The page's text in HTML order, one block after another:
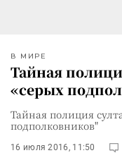
В МИРЕ
Тайная
«серых
Тайная полиция
подполковников"
16 июля 2016, 11:50